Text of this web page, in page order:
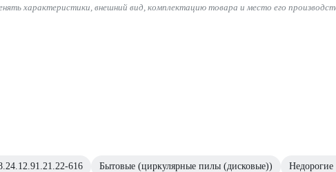
характеристики, внешний вид, комплектацию товара и место его
616 Бытовые (циркулярные пилы (дисковые))